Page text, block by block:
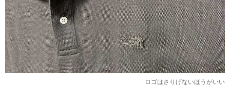
ロゴはさりげないほうがいい